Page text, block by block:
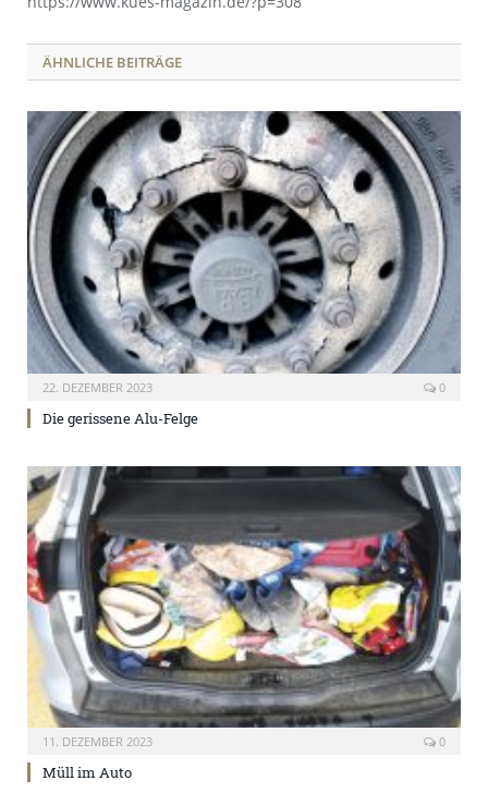
ÄHNLICHE BEITRÄGE
22. DEZEMBER 2023 0
Die gerissene Alu-Felge
11. DEZEMBER 2023 0
Müll im Auto